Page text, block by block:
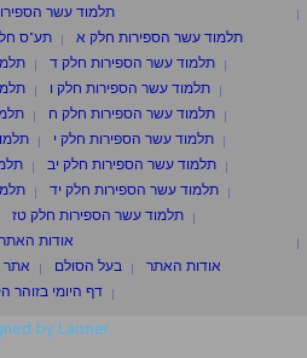
תלמוד עשר
תלמוד עשר הספירות חלק א
תע"ס
תלמוד עשר הספירות חלק ד
תלמוד עשר הספירות חלק ו
תלמוד עשר הספירות חלק ח
תלמוד עשר הספירות חלק י
תלמוד עשר הספירות חלק יב
תלמוד עשר הספירות חלק יד
תלמוד עשר הספירות חלק טז
אודות האתר
אודות האתר
בעל הסולם אתר
דף היומי בזוהר
by Laisner